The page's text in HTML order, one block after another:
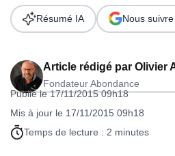
Article rédigé par Olivier
Fondateur Abondance
Publié le 17/11/2015 09h18
Mis à jour le 17/11/2015 09h18
Temps de lecture : 2 minutes
Résumé IA Nous